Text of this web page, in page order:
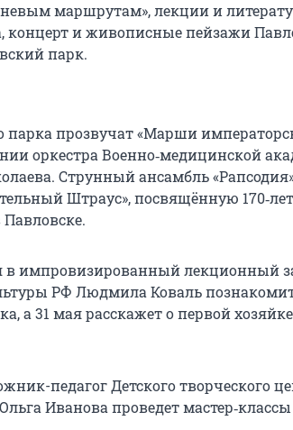
маршрутам», лекции и
концерт и живописные пейзажи
парк.
парка прозвучат «Марши
оркестра Военно‑медицинской
Струнный ансамбль
Штраус», посвящённую
в импровизированный лекционный
РФ Людмила Коваль
а 31 мая расскажет о первой хозяйке
педагог Детского творческого
Иванова проведет